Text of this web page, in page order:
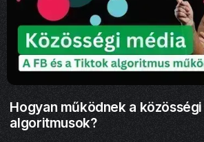
Hogyan működnek a
algoritmusok?